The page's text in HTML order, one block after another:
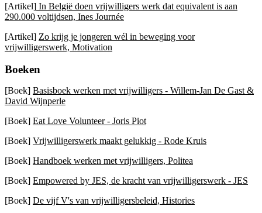
[Artikel] In België doen vrijwilligers werk dat equivalent is aan
290.000 voltijdsen, Ines Journée
[Artikel] Zo krijg je jongeren wél in beweging voor
vrijwilligerswerk, Motivation
Boeken
[Boek] Basisboek werken met vrijwilligers - Willem-Jan De Gast &
David Wijnperle
[Boek] Eat Love Volunteer - Joris Piot
[Boek] Vrijwilligerswerk maakt gelukkig - Rode Kruis
[Boek] Handboek werken met vrijwilligers, Politea
[Boek] Empowered by JES, de kracht van vrijwilligerswerk - JES
[Boek] De vijf V's van vrijwilligersbeleid, Histories